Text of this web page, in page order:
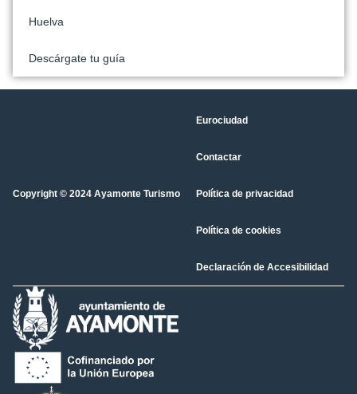
Huelva
Descárgate tu guía
Copyright © 2024 Ayamonte Turismo
Eurociudad
Contactar
Política de privacidad
Política de cookies
Declaración de Accesibilidad